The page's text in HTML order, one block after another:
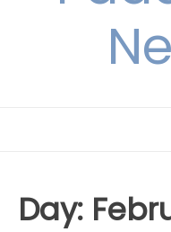
Day: